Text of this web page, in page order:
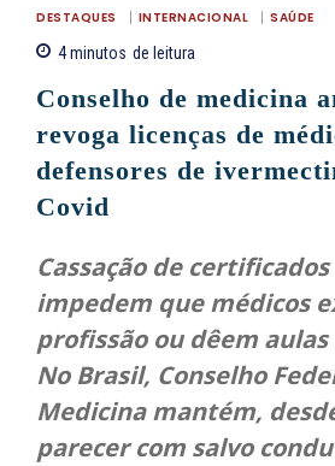
DESTAQUES INTERNACIONAL SAÚDE
4minutos de leitura
Conselho de medicina
revoga licenças de
defensores de
Covid
Cassação de certificados
impedem que médicos
profissão ou dêem
No Brasil, Conselho
Medicina mantém,
parecer com salvo